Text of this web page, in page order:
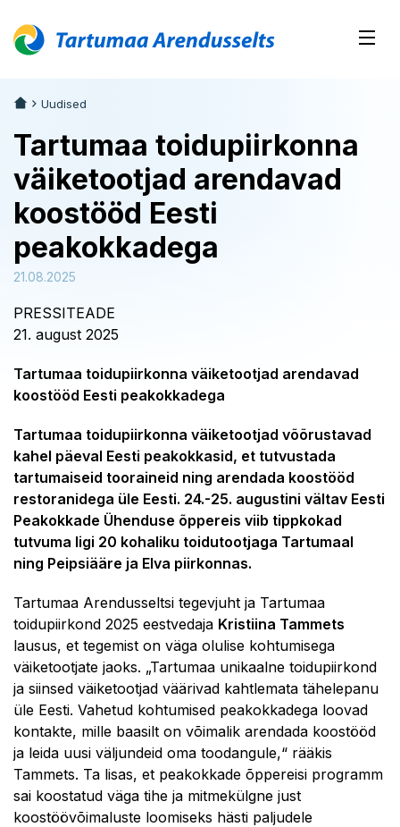
Uudised
Tartumaa toidupiirkonna
väiketootjad arendavad
koostööd Eesti
peakokkadega
21.08.2025
PRESSITEADE
21. august 2025
Tartumaa toidupiirkonna väiketootjad arendavad
koostööd Eesti peakokkadega
Tartumaa toidupiirkonna väiketootjad võõrustavad
kahel päeval Eesti peakokkasid, et tutvustada
tartumaiseid tooraineid ning arendada koostööd
restoranidega üle Eesti. 24.-25. augustini vältav Eesti
Peakokkade Ühenduse õppereis viib tippkokad
tutvuma ligi 20 kohaliku toidutootjaga Tartumaal
ning Peipsiääre ja Elva piirkonnas.
Tartumaa Arendusseltsi tegevjuht ja Tartumaa
toidupiirkond 2025 eestvedaja Kristiina Tammets
lausus, et tegemist on väga olulise kohtumisega
väiketootjate jaoks. „Tartumaa unikaalne toidupiirkond
ja siinsed väiketootjad väärivad kahtlemata tähelepanu
üle Eesti. Vahetud kohtumised peakokkadega loovad
kontakte, mille baasilt on võimalik arendada koostööd
ja leida uusi väljundeid oma toodangule,“ rääkis
Tammets. Ta lisas, et peakokkade õppereisi programm
sai koostatud väga tihe ja mitmekülgne just
koostöövõimaluste loomiseks hästi paljudele